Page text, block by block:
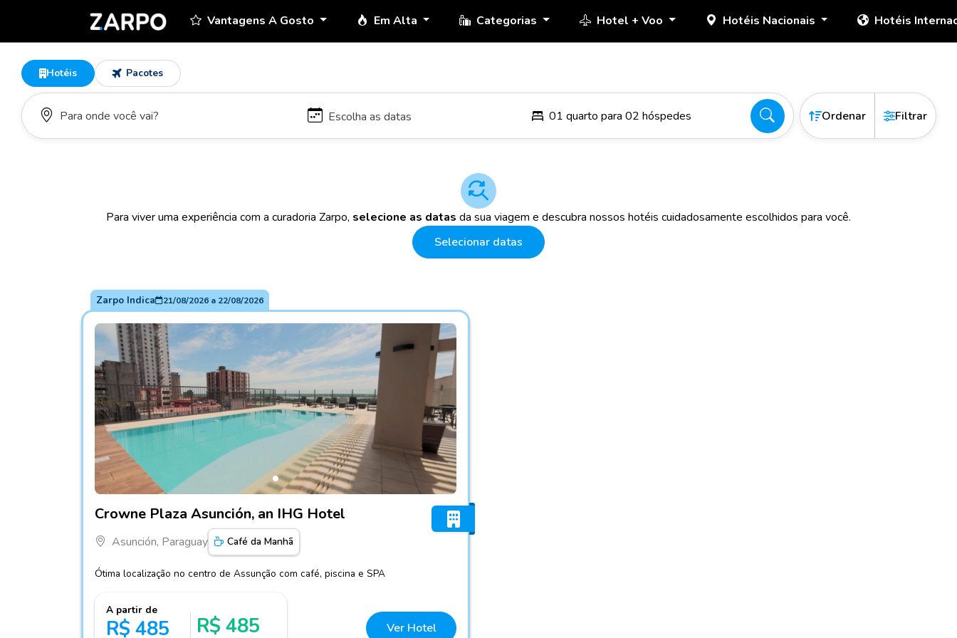
Vantagens A Gosto Em Alta Categorias Hotel + Voo Hotéis Nacionais Hotéis
Hotéis Pacotes
01 quarto para 02 hóspedes Ordenar Filtrar
Para viver uma experiência com a curadoria Zarpo, selecione as datas da sua viagem e descubra nossos hotéis cuidadosamente escolhidos para você.
Selecionar datas
Zarpo Indica 21/08/2026a 22/08/2026
Crowne Plaza Asunción, an IHG Hotel
Asunción, Paraguay Café da Manhã
Ótima localização no centro de Assunção com café, piscina e SPA
A partir de
R$ 485 R$ 485 Ver Hotel